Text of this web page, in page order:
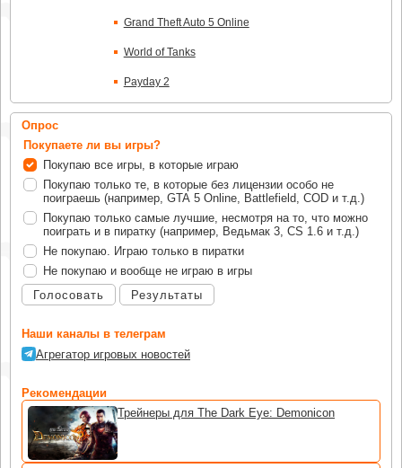
Grand Theft Auto 5 Online
World of Tanks
Payday 2
Опрос
Покупаете ли вы игры?
Покупаю все игры, в которые играю
Покупаю только те, в которые без лицензии особо не
поиграешь (например, GTA 5 Online, Battlefield, COD и т.д.)
Покупаю только самые лучшие, несмотря на то, что можно
поиграть и в пиратку (например, Ведьмак 3, CS 1.6 и т.д.)
Не покупаю. Играю только в пиратки
Не покупаю и вообще не играю в игры
Голосовать
Результаты
Наши каналы в телеграм
Агрегатор игровых новостей
Рекомендации
Трейнеры для The Dark Eye: Demonicon